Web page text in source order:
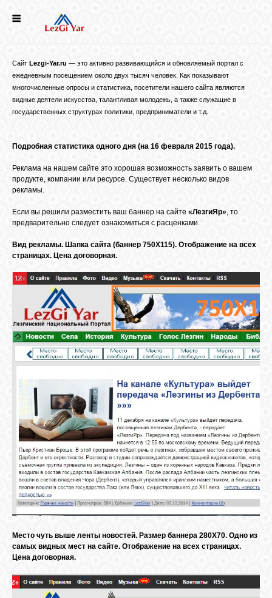
КУЛЬТУРА
БИБЛИОТЕКА
ФОРУМ
ГОСТЕВАЯ
О САЙТЕ
ФОТО
ВИДЕО
МУЗЫКА
ОБЪЯВЛЕНИЯ
Сайт Lezgi-Yar.ru — это активно развивающийся и обновляемый портал с
ежедневным посещением около двух тысяч человек. Как показывают
многочисленные опросы и статистика, посетители нашего сайта являются
видные деятели искусства, талантливая молодежь, а также служащие в
государственных структурах политики, предприниматели и т.д.
Подробная статистика одного дня (на 16 февраля 2015 года).
Реклама на нашем сайте это хорошая возможность заявить о вашем
продукте, компании или ресурсе. Существует несколько видов
рекламы.
Если вы решили разместить ваш баннер на сайте «ЛезгиЯр», то
предварительно следует ознакомиться с расценками.
Вид рекламы. Шапка сайта (баннер 750Х115). Отображение на всех
страницах. Цена договорная.
Место чуть выше ленты новостей. Размер баннера 280Х70. Одно из
самых видных мест на сайте. Отображение на всех страницах.
Цена договорная.